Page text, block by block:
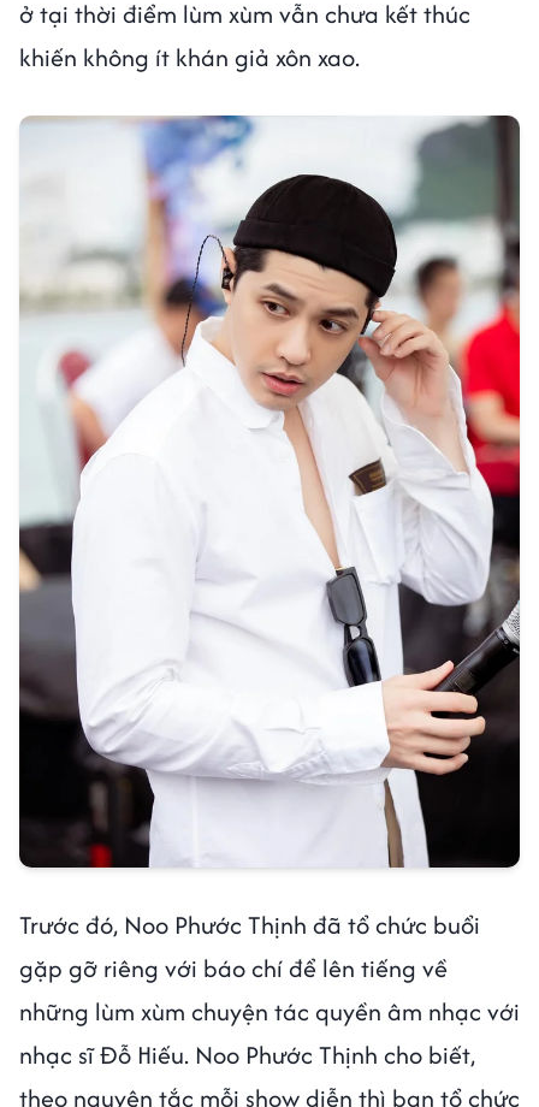
ở tại thời điểm lùm xùm vẫn chưa kết thúc
khiến không ít khán giả xôn xao.
Trước đó, Noo Phước Thịnh đã tổ chức buổi
gặp gỡ riêng với báo chí để lên tiếng về
những lùm xùm chuyện tác quyền âm nhạc với
nhạc sĩ Đỗ Hiếu. Noo Phước Thịnh cho biết,
theo nguyên tắc mỗi show diễn thì ban tổ chức